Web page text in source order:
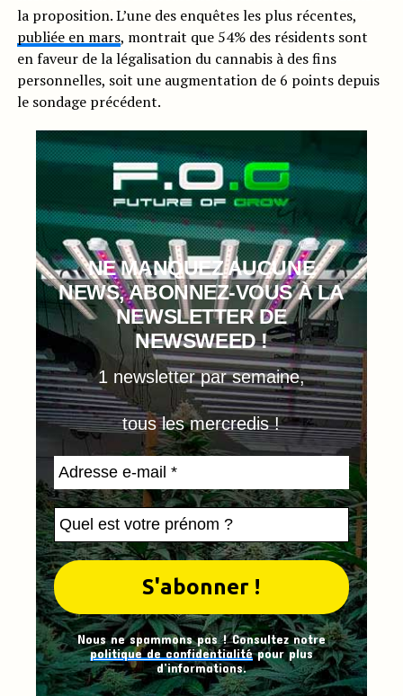
la proposition. L’une des enquêtes les plus récentes,
publiée en mars, montrait que 54% des résidents sont
en faveur de la légalisation du cannabis à des fins
personnelles, soit une augmentation de 6 points depuis
le sondage précédent.
NE MANQUEZ AUCUNE
NEWS, ABONNEZ-VOUS À LA
NEWSLETTER DE
NEWSWEED !
1 newsletter par semaine,
tous les mercredis !
Nous ne spammons pas ! Consultez notre
politique de confidentialitépour plus
d’informations.